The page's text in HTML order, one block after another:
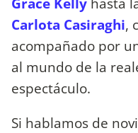
Carlota Casiraghi,
acompañado por
al mundo de la
espectáculo.
Si hablamos de